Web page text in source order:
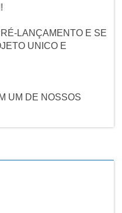
LANÇAMENTO E SE
UNICO E
UM DE NOSSOS